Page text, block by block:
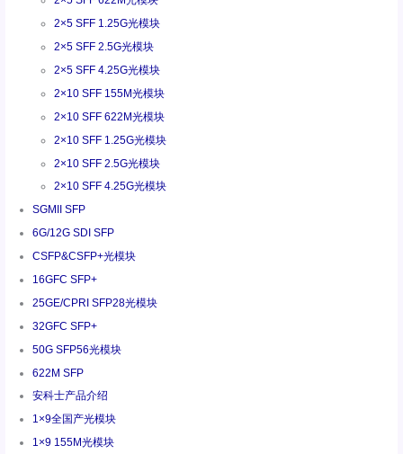
2×5 SFF 1.25G光模块
2×5 SFF 2.5G光模块
2×5 SFF 4.25G光模块
2×10 SFF 155M光模块
2×10 SFF 622M光模块
2×10 SFF 1.25G光模块
2×10 SFF 2.5G光模块
2×10 SFF 4.25G光模块
SGMII SFP
6G/12G SDI SFP
CSFP&CSFP+光模块
16GFC SFP+
25GE/CPRI SFP28光模块
32GFC SFP+
50G SFP56光模块
622M SFP
安科士产品介绍
1×9全国产光模块
1×9 155M光模块